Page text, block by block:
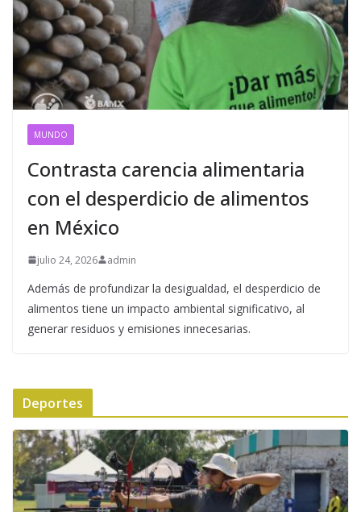
MUNDO
Contrasta carencia alimentaria
con el desperdicio de alimentos
en México
julio 24, 2026 admin
Además de profundizar la desigualdad, el desperdicio de
alimentos tiene un impacto ambiental significativo, al
generar residuos y emisiones innecesarias.
Deportes